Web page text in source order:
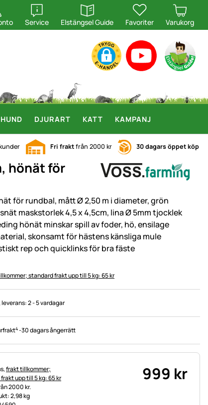
Service
öppna
Elstängsel Guide
öppna
Favoriter Varukorg
HUND DJURART KATT KAMPANJ
Fri fraktfrån 2000 kr 30 dagars öppet köp
hönät för
för rundbal, mått Ø 2,50 m i diameter, grön
maskstorlek 4,5 x 4,5cm, lina Ø 5mm tjocklek
hönät minskar spill av foder, hö, ensilage
skonsamt för hästens känsliga mule
rep och quicklinks för bra fäste
standard frakt upp till 5 kg: 65 kr
leverans:2 - 5 vardagar
4-30 dagars ångerrätt
frakt tillkommer;
upp till 5 kg: 65 kr
2000 kr.
2,98 kg
999 kr